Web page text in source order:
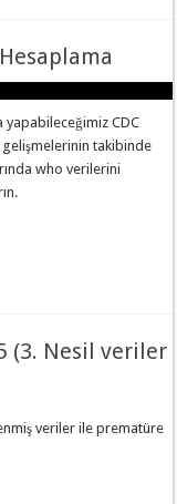
yapabileceğimiz CDC
takibinde
who verilerini
(3. Nesil veriler
veriler ile prematüre